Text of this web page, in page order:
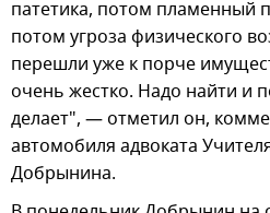
патетика, потом пламенный
потом угроза физического
перешли уже к порче
очень жестко. Надо найти и
делает", — отметил он,
автомобиля адвоката
Добрынина.